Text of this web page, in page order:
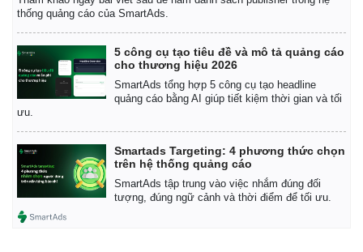
thống quảng cáo của SmartAds.
5 công cụ tạo tiêu đề và mô tả quảng cáo
cho thương hiệu 2026
SmartAds tổng hợp 5 công cụ tạo headline
quảng cáo bằng AI giúp tiết kiệm thời gian và tối
ưu.
Smartads Targeting: 4 phương thức chọn
trên hệ thống quảng cáo
SmartAds tập trung vào việc nhắm đúng đối
tượng, đúng ngữ cảnh và thời điểm để tối ưu.